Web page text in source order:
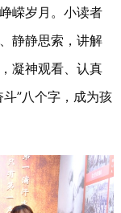
嵘岁月。小读者
静静思索，讲解
凝神观看、认真
”八个字，成为孩